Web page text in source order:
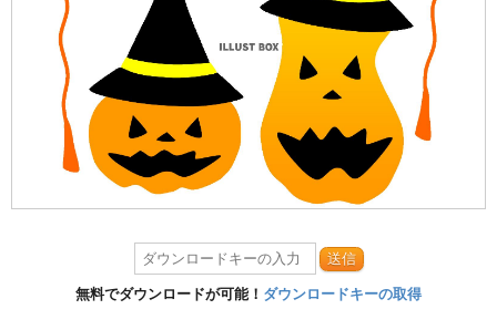
送信
無料でダウンロードが可能！ ダウンロードキーの取得